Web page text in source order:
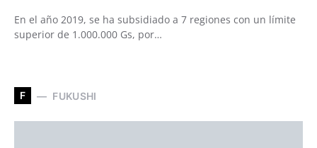
En el año 2019, se ha subsidiado a 7 regiones con un límite
superior de 1.000.000 Gs, por…
F FUKUSHI